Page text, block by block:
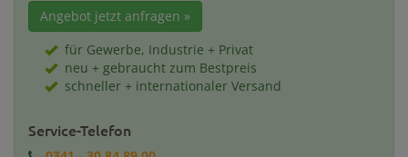
Angebot jetzt anfragen »
für Gewerbe, Industrie + Privat
neu + gebraucht zum Bestpreis
schneller + internationaler Versand
Service-Telefon